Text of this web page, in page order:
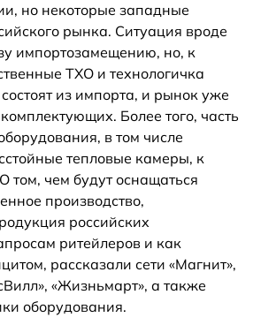
но некоторые западные
рынка. Ситуация вроде
импортозамещению, но, к
ТХО и технологичка
из импорта, и рынок уже
Более того, часть
в том числе
тепловые камеры, к
том, чем будут оснащаться
производство,
российских
ритейлеров и как
рассказали сети «Магнит»,
«Жизньмарт», а также
оборудования.